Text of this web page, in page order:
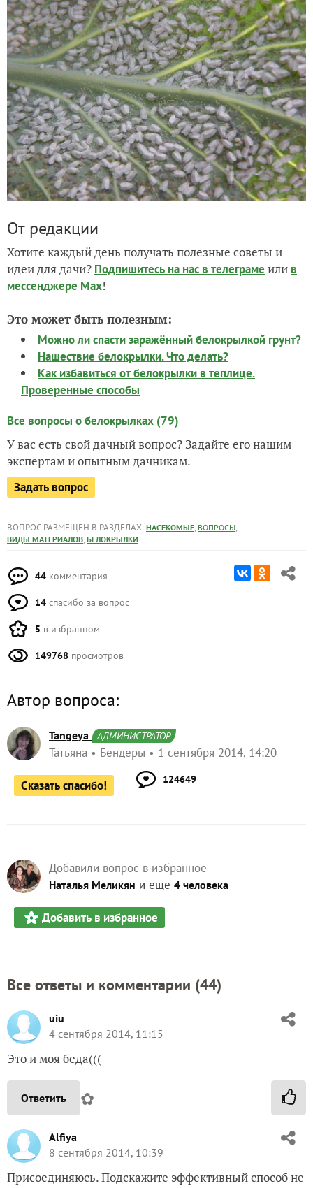
От редакции
Хотите каждый день получать полезные советы и
идеи для дачи? Подпишитесь на нас в телеграме или в
мессенджере Max!
Это может быть полезным:
Можно ли спасти заражённый белокрылкой грунт?
Нашествие белокрылки. Что делать?
Как избавиться от белокрылки в теплице.
Проверенные способы
Все вопросы о белокрылках (79)
У вас есть свой дачный вопрос? Задайте его нашим
экспертам и опытным дачникам.
Задать вопрос
ВОПРОС РАЗМЕЩЕН В РАЗДЕЛАХ: НАСЕКОМЫЕ, ВОПРОСЫ,
ВИДЫ МАТЕРИАЛОВ, БЕЛОКРЫЛКИ
44 комментария
14 спасибо за вопрос
5 в избранном
149768 просмотров
Автор вопроса:
Tangeya АДМИНИСТРАТОР
Татьяна Бендеры 1 сентября 2014, 14:20
Сказать спасибо! 124649
Добавили вопрос в избранное
Наталья Меликян и еще 4 человека
Добавить в избранное
Все ответы и комментарии (44)
uiu
4 сентября 2014, 11:15
Это и моя беда(((
Ответить ✿
Alfiya
8 сентября 2014, 10:39
Присоединяюсь. Подскажите эффективный способ не